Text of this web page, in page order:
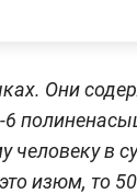
Они
6
человеку в
изюм, то